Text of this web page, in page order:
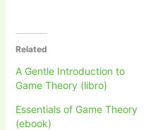
Related
A Gentle Introduction to
Game Theory (libro)
Essentials of Game Theory
(ebook)